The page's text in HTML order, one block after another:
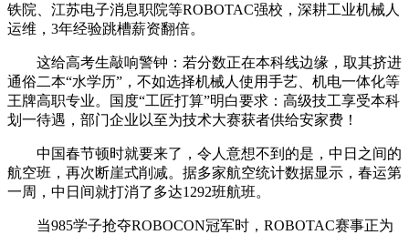
铁院、江苏电子消息职院等ROBOTAC强校，深耕工业机械人
运维，3年经验跳槽薪资翻倍。
这给高考生敲响警钟：若分数正在本科线边缘，取其挤进
通俗二本“水学历”，不如选择机械人使用手艺、机电一体化等
王牌高职专业。国度“工匠打算”明白要求：高级技工享受本科
划一待遇，部门企业以至为技术大赛获者供给安家费！
中国春节顿时就要来了，令人意想不到的是，中日之间的
航空班，再次断崖式削减。据多家航空统计数据显示，春运第
一周，中日间就打消了多达1292班航班。
当985学子抢夺ROBOCON冠军时，ROBOTAC赛事正为